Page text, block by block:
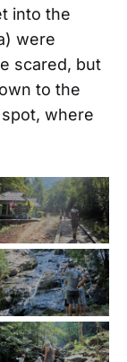
into the
were
scared, but
to the
where